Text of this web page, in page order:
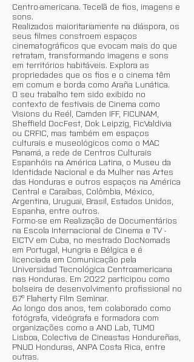
Centro-americana. Tecelã de fios, imagens e
sons.
Realizados maioritariamente na diáspora, os
seus filmes constroem espaços
cinematográficos que evocam mais do que
retratam, transformando imagens e sons
em territórios habitáveis. Explora as
propriedades que os fios e o cinema têm
em comum e borda como Araña Lunática.
O seu trabalho tem sido exibido no
contexto de festivais de Cinema como
Visions du Reél, Camden IFF, FICUNAM,
Sheffield DocFest, Dok Leipzig, FicValdivia
ou CRFIC, mas também em espaços
culturais e museológicos como o MAC
Panamá, a rede de Centros Culturais
Espanhóis na América Latina, o Museu da
Identidade Nacional e da Mulher nas Artes
das Honduras e outros espaços na América
Central e Caraíbas, Colômbia, México,
Argentina, Uruguai, Brasil, Estados Unidos,
Espanha, entre outros.
Formo-se em Realização de Documentários
na Escola Internacional de Cinema e TV -
EICTV em Cuba, no mestrado DocNomads
em Portugal, Hungria e Bélgica e é
licenciada em Comunicação pela
Universidad Tecnológica Centroamericana
nas Honduras. Em 2022 participou como
bolseira de desenvolvimento profissional no
67º Flaherty Film Seminar.
Ao longo dos anos, tem colaborado como
fotógrafa, videógrafa e formadora com
organizações como a AND Lab, TUMO
Lisboa, Colectiva de Cineastas Hondureñas,
PNUD Honduras, ANPA Costa Rica, entre
outras.